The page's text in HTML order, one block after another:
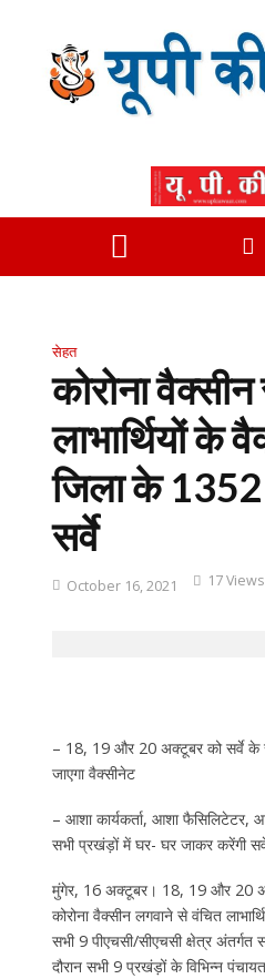
सेहत
कोरोना
लाभार्थियों के
जिला के 1352
सर्वे
October 16, 2021 17 Views
– 18, 19 और 20 अक्टूबर को सर्वे के
जाएगा वैक्सीनेट
– आशा कार्यकर्ता, आशा फैसिलिटेटर,
सभी प्रखंड़ों में घर- घर जाकर करेंगी
मुंगेर, 16 अक्टूबर। 18, 19 और 20
कोरोना वैक्सीन लगवाने से वंचित
सभी 9 पीएचसी/सीएचसी क्षेत्र अंतर्गत
दौरान सभी 9 प्रखंड़ों के विभिन्न